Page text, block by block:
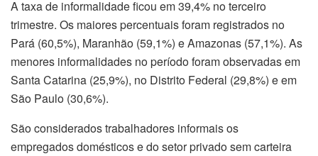
A taxa de informalidade ficou em 39,4% no terceiro
trimestre. Os maiores percentuais foram registrados no
Pará (60,5%), Maranhão (59,1%) e Amazonas (57,1%). As
menores informalidades no período foram observadas em
Santa Catarina (25,9%), no Distrito Federal (29,8%) e em
São Paulo (30,6%).
São considerados trabalhadores informais os
empregadosdomésticos e do setor privado sem carteira